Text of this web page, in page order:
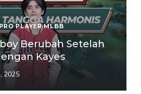
PRO PLAYER MLBB
Berubah Setelah
Kayes
2025